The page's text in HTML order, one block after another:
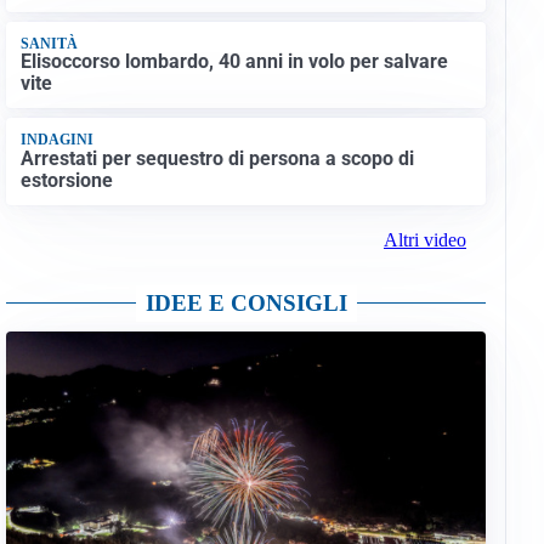
SANITÀ
Elisoccorso lombardo, 40 anni in volo per salvare
vite
INDAGINI
Arrestati per sequestro di persona a scopo di
estorsione
Altri video
IDEE E CONSIGLI